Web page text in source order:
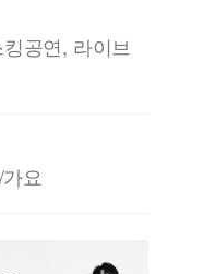
공연, 라이브
요